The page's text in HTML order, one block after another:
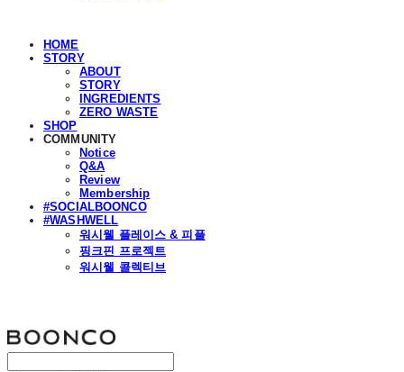
HOME
STORY
ABOUT
STORY
INGREDIENTS
ZERO WASTE
SHOP
COMMUNITY
Notice
Q&A
Review
Membership
#SOCIALBOONCO
#WASHWELL
워시웰 플레이스 & 피플
핑크핀 프로젝트
워시웰 콜렉티브